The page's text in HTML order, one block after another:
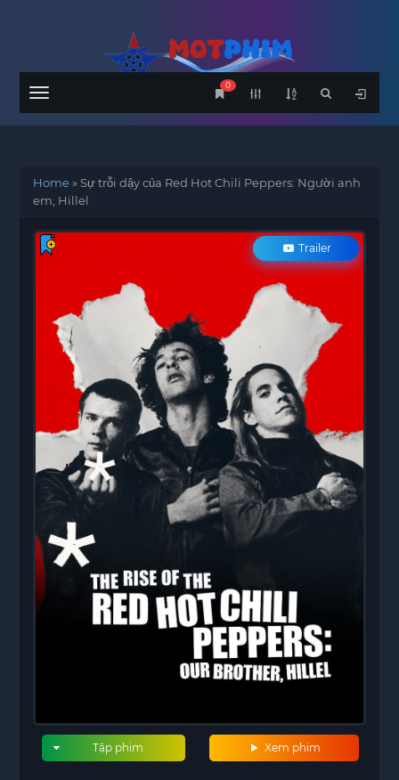
Menu
0
Home»Sự trỗi dậy của Red Hot Chili Peppers: Người anh
em, Hillel
Trailer
Xem phim
Tập phim